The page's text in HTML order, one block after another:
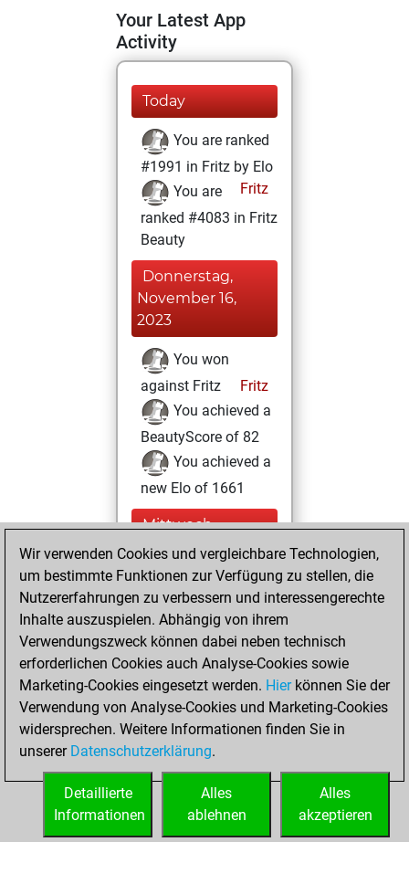
Your Latest App
Activity
Today
You are ranked
#1991 in Fritz by Elo
Fritz
You are
ranked #4083 in Fritz
Beauty
Donnerstag,
November 16,
2023
You won
against Fritz
Fritz
You achieved a
BeautyScore of 82
You achieved a
new Elo of 1661
Mittwoch,
Februar 10, 2021
You created
your Fritz account
Fritz
Montag,
August 31, 2020
You played 1
blitz games
Play
You scored +0
=0 -1 in blitz
Wir verwenden Cookies und vergleichbare Technologien,
um bestimmte Funktionen zur Verfügung zu stellen, die
Nutzererfahrungen zu verbessern und interessengerechte
Inhalte auszuspielen. Abhängig von ihrem
Verwendungszweck können dabei neben technisch
erforderlichen Cookies auch Analyse-Cookies sowie
Marketing-Cookies eingesetzt werden. Hierkönnen Sie der
Verwendung von Analyse-Cookies und Marketing-Cookies
widersprechen. Weitere Informationen finden Sie in
unserer Datenschutzerklärung.
Alles
akzeptieren
Alles
ablehnen
Detaillierte
Informationen